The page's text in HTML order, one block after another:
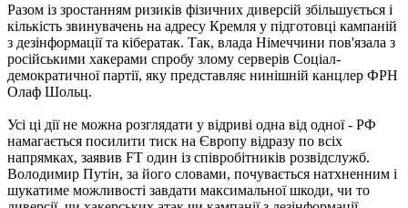
Разом із зростанням ризиків фізичних диверсій збільшується і
кількість звинувачень на адресу Кремля у підготовці кампаній
з дезінформації та кібератак. Так, влада Німеччини пов'язала з
російськими хакерами спробу злому серверів Соціал-
демократичної партії, яку представляє нинішній канцлер ФРН
Олаф Шольц.
Усі ці дії не можна розглядати у відриві одна від одної - РФ
намагається посилити тиск на Європу відразу по всіх
напрямках, заявив FT один із співробітників розвідслужб.
Володимир Путін, за його словами, почувається натхненним і
шукатиме можливості завдати максимальної шкоди, чи то